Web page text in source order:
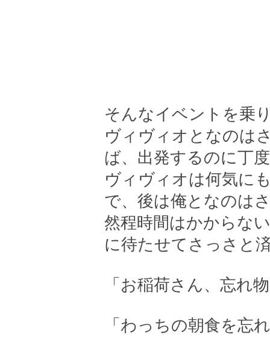
そんなイベントを乗
ヴィヴィオとなのは
ば、出発するのに丁
ヴィヴィオは何気に
で、後は俺となのは
然程時間はかからな
に待たせてさっさと
「お稲荷さん、忘れ
「わっちの朝食を忘